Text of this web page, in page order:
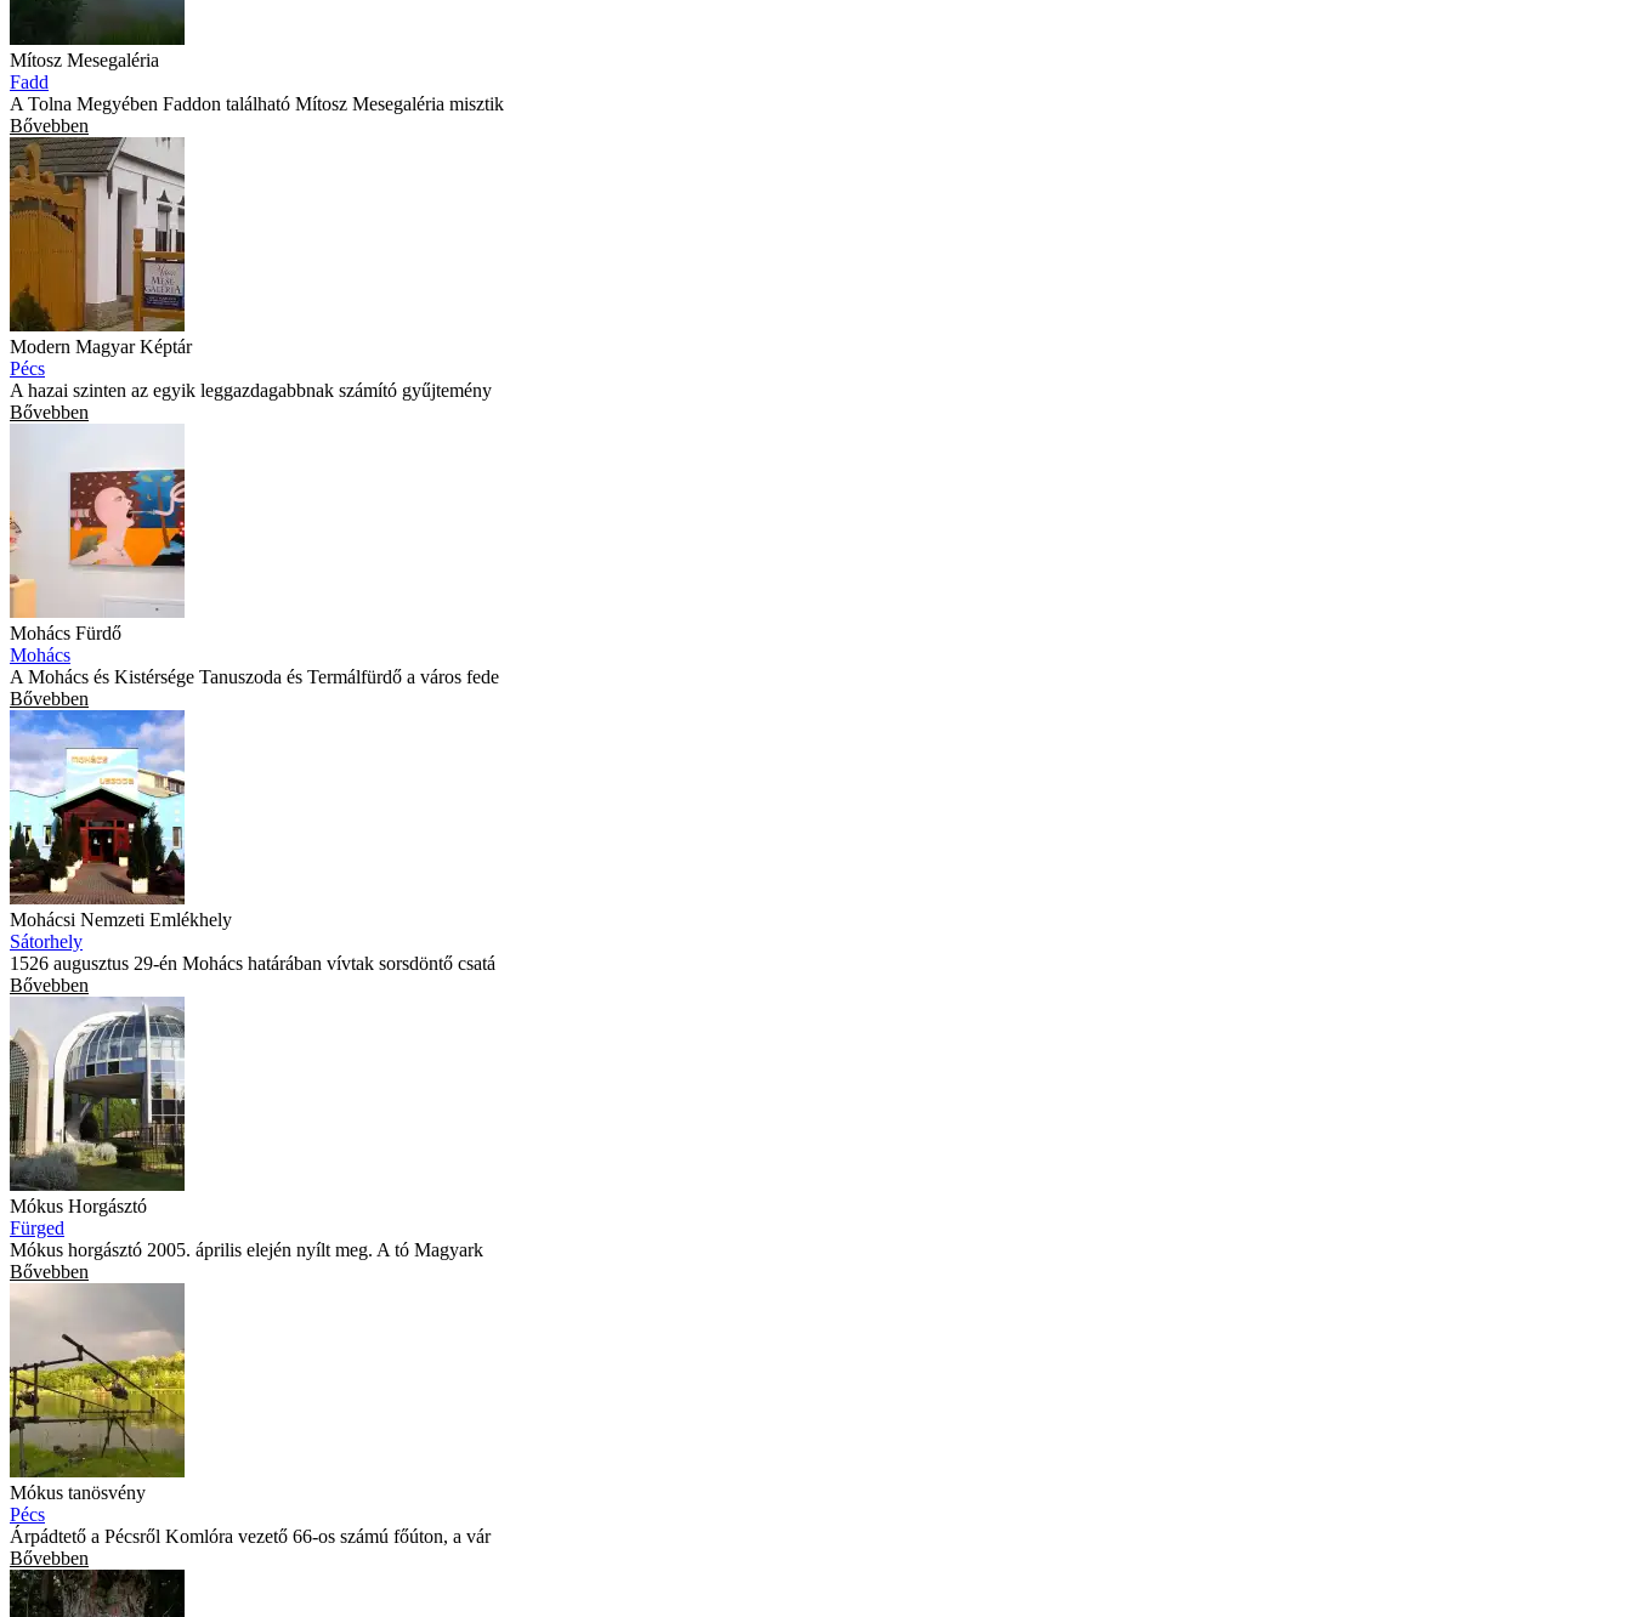
Mítosz Mesegaléria
Fadd
A Tolna Megyében Faddon található Mítosz Mesegaléria misztik
Bővebben
Modern Magyar Képtár
Pécs
A hazai szinten az egyik leggazdagabbnak számító gyűjtemény
Bővebben
Mohács Fürdő
Mohács
A Mohács és Kistérsége Tanuszoda és Termálfürdő a város fede
Bővebben
Mohácsi Nemzeti Emlékhely
Sátorhely
1526 augusztus 29-én Mohács határában vívtak sorsdöntő csatá
Bővebben
Mókus Horgásztó
Fürged
Mókus horgásztó 2005. április elején nyílt meg. A tó Magyark
Bővebben
Mókus tanösvény
Pécs
Árpádtető a Pécsről Komlóra vezető 66-os számú főúton, a vár
Bővebben